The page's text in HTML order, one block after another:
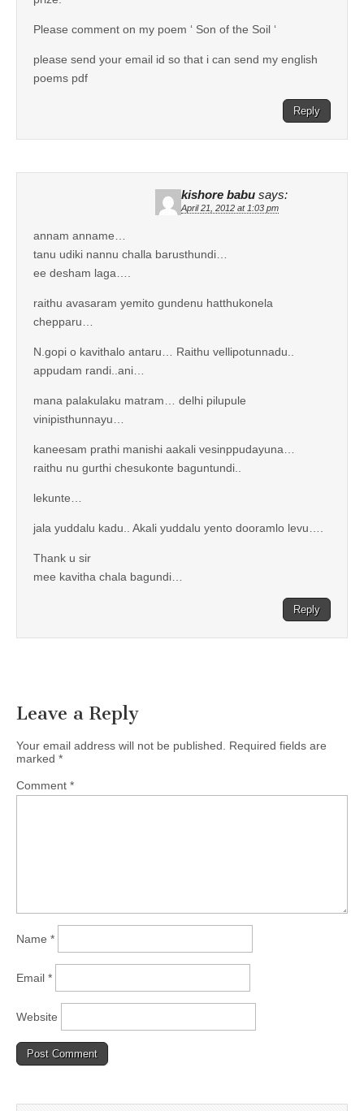
Please comment on my poem ‘ Son of the Soil ‘
please send your email id so that i can send my english
poems pdf
Reply
kishore babu says:
April 21, 2012 at 1:03 pm
annam anname…
tanu udiki nannu challa barusthundi…
ee desham laga….
raithu avasaram yemito gundenu hatthukonela
chepparu…
N.gopi o kavithalo antaru… Raithu vellipotunnadu..
appudam randi..ani…
mana palakulaku matram… delhi pilupule
vinipisthunnayu…
kaneesam prathi manishi aakali vesinppudayuna…
raithu nu gurthi chesukonte baguntundi..
lekunte…
jala yuddalu kadu.. Akali yuddalu yento dooramlo levu….
Thank u sir
mee kavitha chala bagundi…
Reply
Leave a Reply
Your email address will not be published. Required fields are
marked *
Comment *
Name *
Email *
Website